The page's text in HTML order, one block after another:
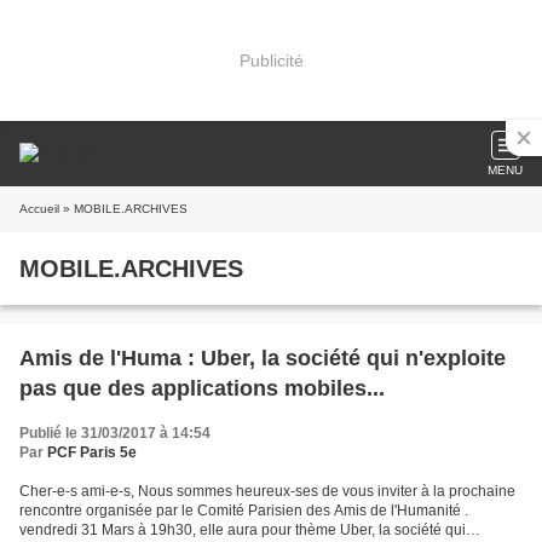
Publicité
MENU
Accueil » MOBILE.ARCHIVES
MOBILE.ARCHIVES
Amis de l'Huma : Uber, la société qui n'exploite
pas que des applications mobiles...
Publié le 31/03/2017 à 14:54
Par PCF Paris 5e
Cher-e-s ami-e-s, Nous sommes heureux-ses de vous inviter à la prochaine
rencontre organisée par le Comité Parisien des Amis de l'Humanité .
vendredi 31 Mars à 19h30, elle aura pour thème Uber, la société qui